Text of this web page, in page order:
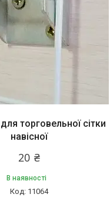
торговельної сітки
навісної
20 ₴
В наявності
11064